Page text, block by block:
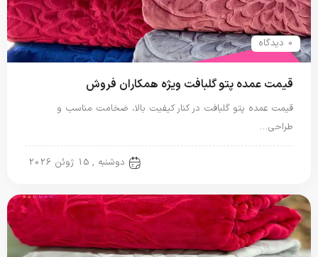
0 دیدگاه
قیمت عمده پتو گلبافت ویژه همکاران فروش
قیمت عمده پتو گلبافت در کنار کیفیت بالا، ضخامت مناسب و
طراحی…
دوشنبه , 15 ژوئن 2026